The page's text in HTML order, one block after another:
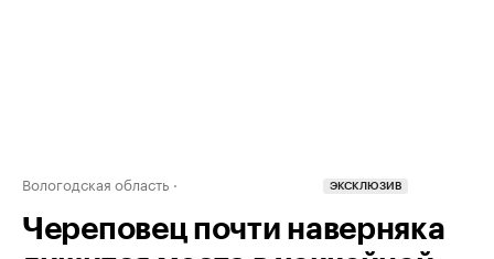
Вологодская область ЭКСКЛЮЗИВ
Череповец почти наверняка